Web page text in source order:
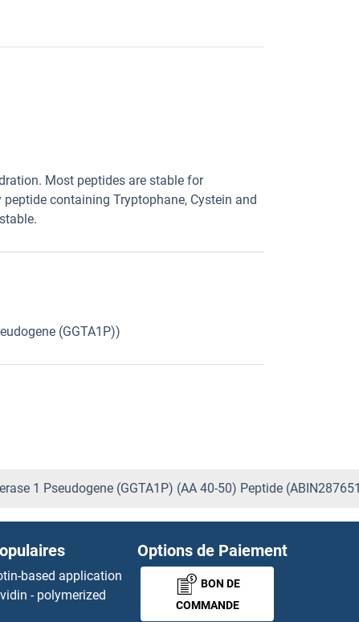
Most peptides are stable for
containing Tryptophane, Cystein and
(GGTA1P))
1 Pseudogene (GGTA1P) (AA 40-50) Peptide
based application
- polymerized
Options de Paiement
BON DE
COMMANDE